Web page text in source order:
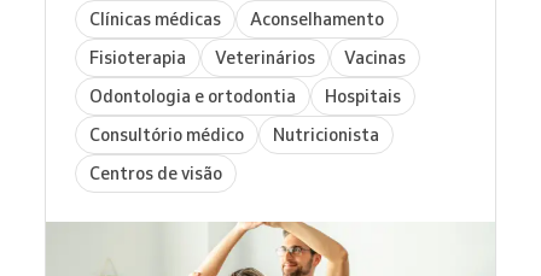
Clínicas médicas
Aconselhamento
Fisioterapia
Veterinários
Vacinas
Odontologia e ortodontia
Hospitais
Consultório médico
Nutricionista
Centros de visão